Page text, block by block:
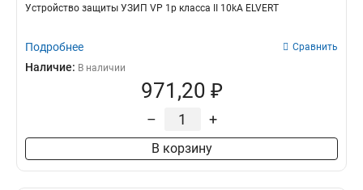
Устройство защиты УЗИП VP 1p класса II 10kA ELVERT
Подробнее Сравнить
Наличие: В наличии
971,20 ₽
– +
В корзину